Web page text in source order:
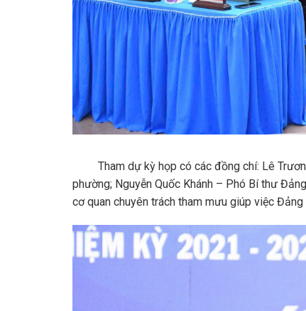
Tham dự kỳ họp có các đồng chí: Lê
phường; Nguyễn Quốc Khánh – Phó Bí thư
cơ quan chuyên trách tham mưu giúp việc